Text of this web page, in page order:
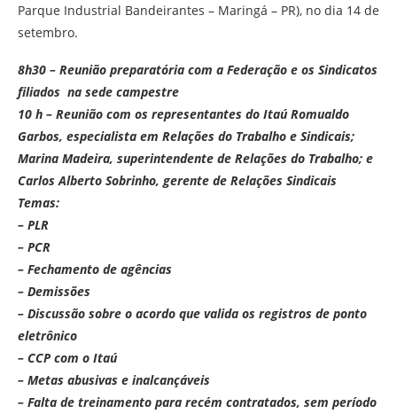
Parque Industrial Bandeirantes – Maringá – PR), no dia 14 de
setembro.
8h30 – Reunião preparatória com a Federação e os Sindicatos
filiados na sede campestre
10 h – Reunião com os representantes do Itaú Romualdo
Garbos, especialista em Relações do Trabalho e Sindicais;
Marina Madeira, superintendente de Relações do Trabalho; e
Carlos Alberto Sobrinho, gerente de Relações Sindicais
Temas:
– PLR
– PCR
– Fechamento de agências
– Demissões
– Discussão sobre o acordo que valida os registros de ponto
eletrônico
– CCP com o Itaú
– Metas abusivas e inalcançáveis
– Falta de treinamento para recém contratados, sem período